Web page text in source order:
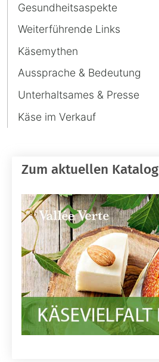
Gesundheitsaspekte
Weiterführende Links
Käsemythen
Aussprache & Bedeutung
Unterhaltsames & Presse
Käse im Verkauf
Zum aktuellen Katalog